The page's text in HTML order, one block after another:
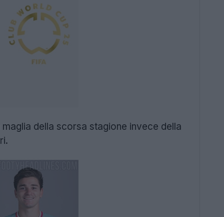
della scorsa stagione invece della